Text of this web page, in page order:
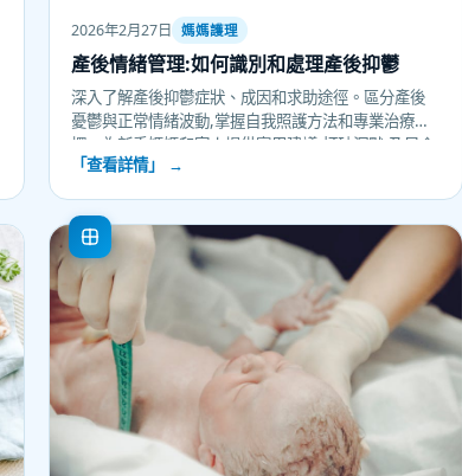
2026年2月27日 媽媽護理
產後情緒管理:如何識別和處理產後抑鬱
深入了解產後抑鬱症狀、成因和求助途徑。區分產後
憂鬱與正常情緒波動,掌握自我照護方法和專業治療選
擇。為新手媽媽和家人提供實用建議,打破沉默,及早介
入,守護母嬰身心健康。
「查看詳情」 →